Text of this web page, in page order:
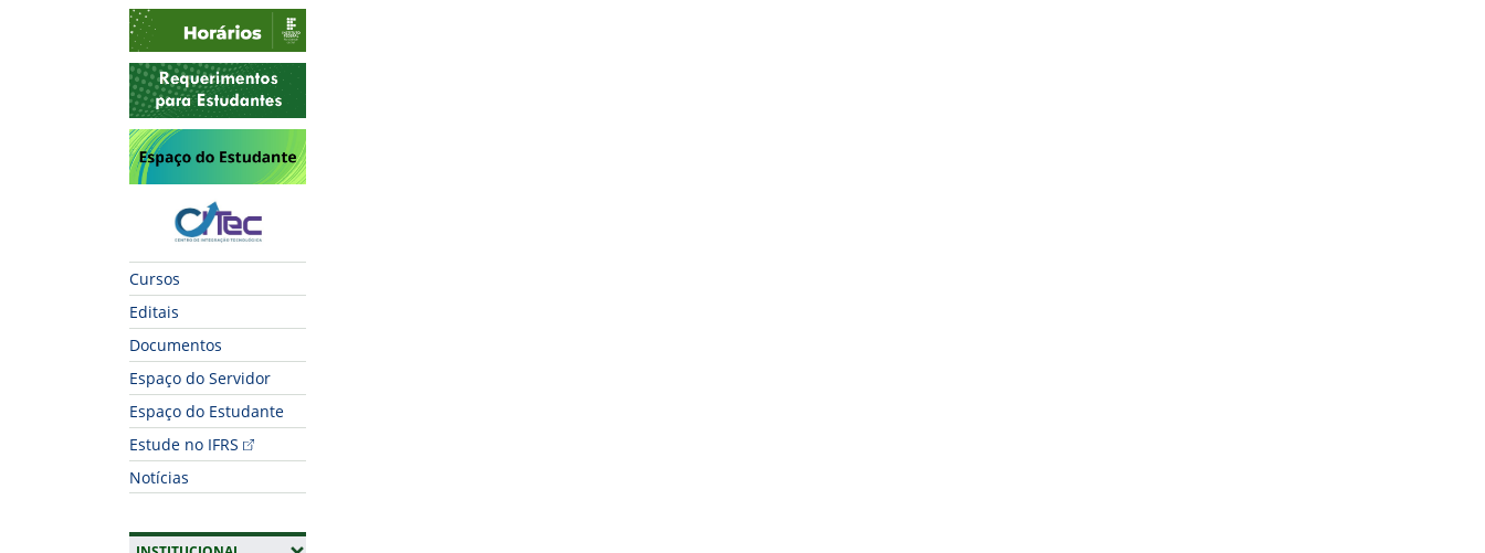
Horários
Requerimentos para Estudantes
Espaço do Estudante
Cursos
Editais
Documentos
Espaço do Servidor
Espaço do Estudante
Estude no IFRS
Notícias